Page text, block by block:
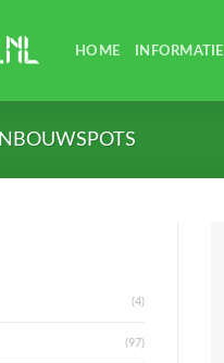
HOME INFORMATIE
INBOUWSPOTS
(4)
(97)